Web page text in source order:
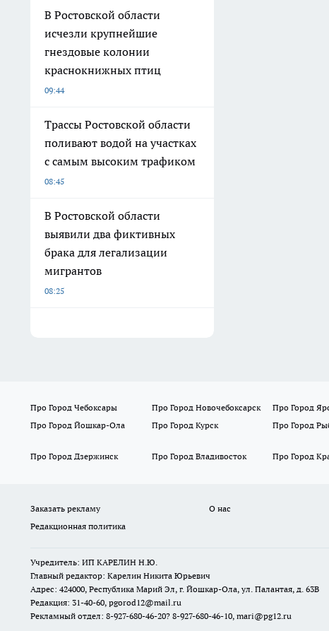
В Ростовской области
исчезли крупнейшие
гнездовые колонии
краснокнижных птиц
09:44
Трассы Ростовской области
поливают водой на участках
с самым высоким трафиком
08:45
В Ростовской области
выявили два фиктивных
брака для легализации
мигрантов
08:25
Про Город Чебоксары Про Город Новочебоксарск Про Город
Про Город Йошкар-Ола
Про Город Курск Про Город
Про Город Дзержинск
Про Город Владивосток Про Город
Заказать рекламу О нас
Редакционная политика
Учредитель: ИП КАРЕЛИН Н.Ю.
Главный редактор: Карелин Никита Юрьевич
Адрес: 424000, Республика Марий Эл, г. Йошкар-Ола, ул. Палантая, д. 63В
Редакция: 31-40-60, pgorod12@mail.ru
Рекламный отдел: 8-927-680-46-20? 8-927-680-46-10, mari@pg12.ru